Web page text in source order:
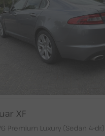
XF
Premium Luxury (Sedan 4-dr.)